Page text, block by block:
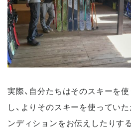
実際、自分たちはそのスキーを
し、よりそのスキーを使ってい
ンディションをお伝えしたりす